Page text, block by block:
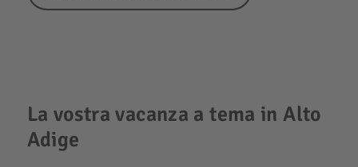
La vostra vacanza a tema in Alto
Adige